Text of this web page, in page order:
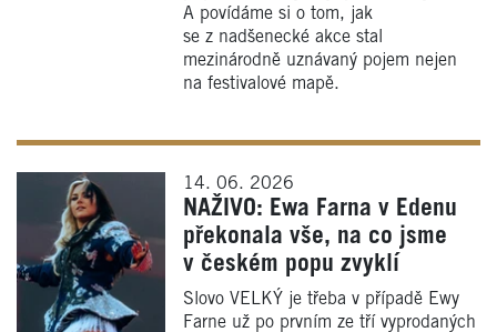
A povídáme si o tom, jak
se z nadšenecké akce stal
mezinárodně uznávaný pojem nejen
na festivalové mapě.
14. 06. 2026
NAŽIVO: Ewa Farna v Edenu
překonala vše, na co jsme
v českém popu zvyklí
Slovo VELKÝ je třeba v případě Ewy
Farne už po prvním ze tří vyprodaných